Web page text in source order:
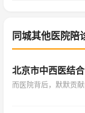
同城其他医院陪
北京市中西医结
而医院背后，默默贡